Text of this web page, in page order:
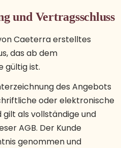
und Vertragsschluss
Caeterra erstelltes
das ab dem
gültig ist.
des Angebots
oder elektronische
als vollständige und
AGB. Der Kunde
genommen und